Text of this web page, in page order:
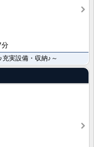
分
実設備・収納♪～